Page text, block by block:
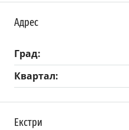
Адрес
Град:
Квартал:
Екстри